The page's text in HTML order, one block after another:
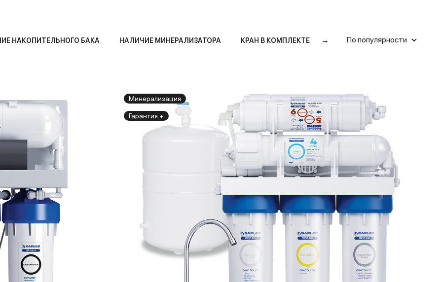
НАКОПИТЕЛЬНОГО БАКА НАЛИЧИЕ МИНЕРАЛИЗАТОРА КРАН В КОМПЛЕКТЕ РЕСУРС, Л Сбросить
→ По популярности
Минерализация
Гарантия +